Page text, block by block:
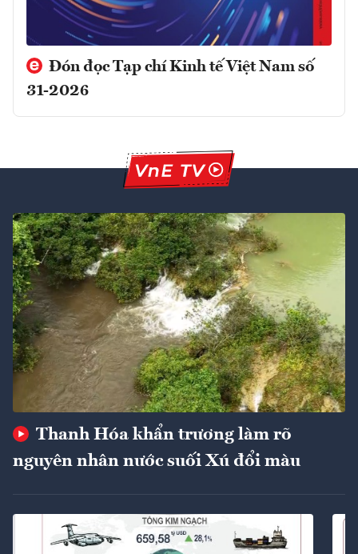
Đón đọc Tạp chí Kinh tế Việt Nam số
31-2026
Thanh Hóa khẩn trương làm rõ
nguyên nhân nước suối Xú đổi màu